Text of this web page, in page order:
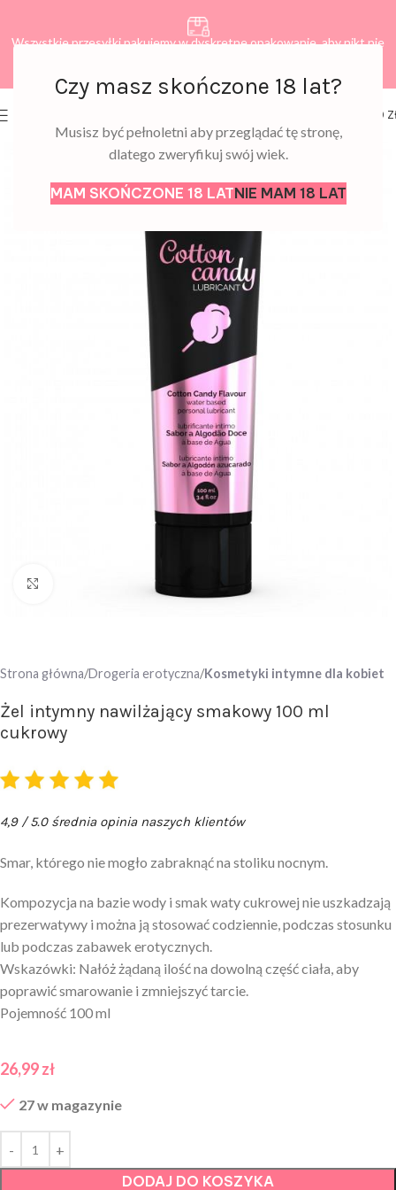
Czy masz skończone 18 lat?
Musisz być pełnoletni aby przeglądać tę stronę,
dlatego zweryfikuj swój wiek.
MAM SKOŃCZONE 18 LATNIE MAM 18 LAT
Wszystkie przesyłki pakujemy w dyskretne opakowanie, aby nikt nie
0,00
Strona główna Drogeria erotyczna Kosmetyki intymne dla kobiet
Żel intymny nawilżający smakowy 100 ml
cukrowy
4,9 / 5.0 średnia opinia naszych klientów
Smar, którego nie mogło zabraknąć na stoliku nocnym.
Kompozycja na bazie wody i smak waty cukrowej nie uszkadzają
prezerwatywy i można ją stosować codziennie, podczas stosunku
lub podczas zabawek erotycznych.
Wskazówki: Nałóż żądaną ilość na dowolną część ciała, aby
poprawić smarowanie i zmniejszyć tarcie.
Pojemność 100 ml
26,99zł
27 w magazynie
DODAJ DO KOSZYKA